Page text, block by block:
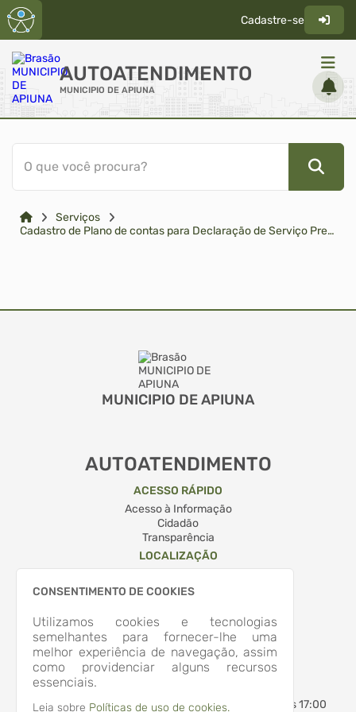
Cadastre-se
AUTOATENDIMENTO
MUNICIPIO DE APIUNA
ACESSO RÁPIDO
Acessibilidade
Transparência
O que você procura?
Serviços
Cadastro de Plano de contas para Declaração de Serviço Prestado
CONSENTIMENTO DE COOKIES
Utilizamos cookies e tecnologias
semelhantes para fornecer-lhe uma
melhor experiência de navegação, assim
como providenciar alguns recursos
essenciais.
Leia sobre Políticas de uso de cookies.
MUNICIPIO DE APIUNA
AUTOATENDIMENTO
ACESSO RÁPIDO
Acesso à Informação
Cidadão
Transparência
LOCALIZAÇÃO
Apiúna/
Abrir no Mapa
CONTATOS
(47) 3353-2500
administracao@apiuna.sc.gov.br
Segunda-feira a Sexta-feira7:30 às 12:00 - 13:30 às 17:00